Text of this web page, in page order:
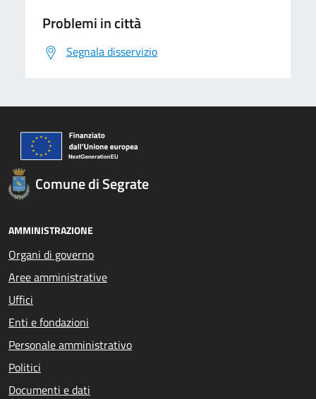
Problemi in città
Segnala disservizio
Comune di Segrate
AMMINISTRAZIONE
Organi di governo
Aree amministrative
Uffici
Enti e fondazioni
Personale amministrativo
Politici
Documenti e dati